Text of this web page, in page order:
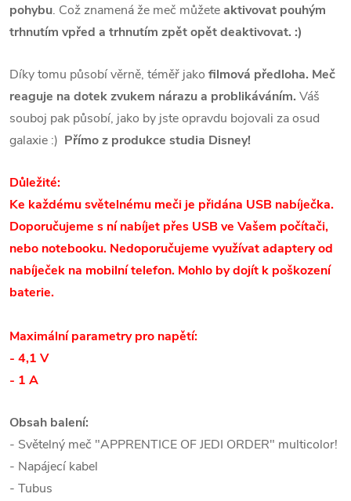
pohybu. Což znamená že meč můžeteaktivovat pouhým
trhnutím vpřed a trhnutím zpět opět deaktivovat. :)
Díky tomu působí věrně, téměř jako filmová předloha. Meč
reaguje na dotek zvukem nárazu a problikáváním. Váš
souboj pak působí, jako by jste opravdu bojovali za osud
galaxie :) Přímo z produkce studia Disney!
Důležité:
Ke každému světelnému meči je přidána USB nabíječka.
Doporučujeme s ní nabíjet přes USB ve Vašem počítači,
nebo notebooku. Nedoporučujeme využívat adaptery od
nabíječek na mobilní telefon. Mohlo by dojít k poškození
baterie.
Maximální parametry pro napětí:
- 4,1 V
- 1 A
Obsah balení:
- Světelný meč "APPRENTICE OF JEDI ORDER" multicolor!
- Napájecí kabel
- Tubus